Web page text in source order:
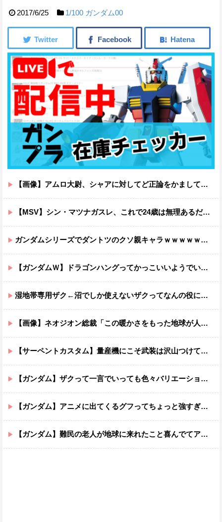
2017/6/25 1/100 ガンダム00
【画像】アムロ大尉、シャアに対してど正論をかましてしまうｗｗｗｗｗｗｗｗｗｗ
【MSV】シン・マツナガスレ、これで24歳は無理あるだろ…
ガンダムシリーズでダントツのクソ親キャラｗｗｗｗｗｗｗｗｗｗｗｗ
【ガンダムＷ】ドラゴンハングってかっこいいようでいて実は全然かっこよくないのでは？
湿地帯専用ザク←沼でしか使えないザクってなんの役に立つ設定なんだ？
【画像】ネオジオン総裁「この暖かさをもった地球が人間さえ破壊するんだ（汗だく）」
【サーペントカスタム】量産機にこそ武装は沢山つけてほしいよね
【ガンダム】ザクって一言でいっても色々バリエーションがあるよね
【ガンダム】アニメに出てくるグフってちょっと強すぎじゃない？
【ガンダム】難民の老人が地球に来れたこと喜んでてアレ？連邦もやってることヤバくない？ってなる